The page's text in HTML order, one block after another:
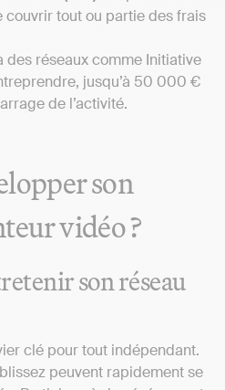
couvrir tout ou partie des frais
des réseaux comme Initiative
jusqu’à 50 000 €
de l’activité.
son
vidéo ?
son réseau
clé pour tout indépendant.
peuvent rapidement se